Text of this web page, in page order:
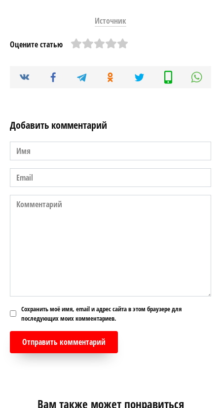
Источник
Оцените статью
Добавить комментарий
Имя
*
Email
*
Комментарий
Сохранить моё имя, email и адрес сайта в этом браузере для
последующих моих комментариев.
Вам также может понравиться